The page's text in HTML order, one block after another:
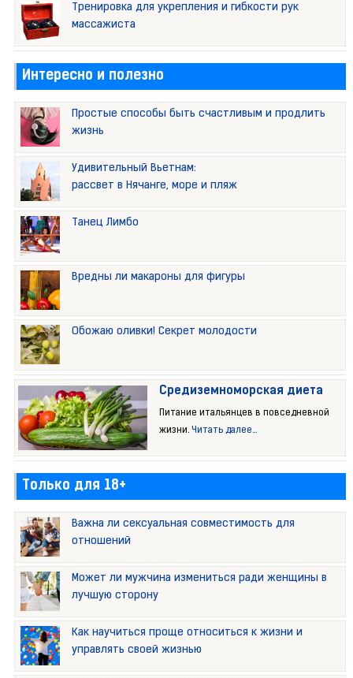
Тренировка для укрепления и гибкости рук
массажиста
Интересно и полезно
Простые способы быть счастливым и продлить
жизнь
Удивительный Вьетнам:
рассвет в Нячанге, море и пляж
Танец Лимбо
Вредны ли макароны для фигуры
Обожаю оливки! Секрет молодости
Средиземноморская диета
Питание итальянцев в повседневной
жизни.Читать далее...
Только для 18+
Важна ли сексуальная совместимость для
отношений
Может ли мужчина измениться ради женщины в
лучшую сторону
Как научиться проще относиться к жизни и
управлять своей жизнью